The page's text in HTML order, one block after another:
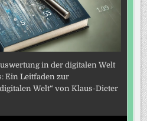
in der digitalen Welt
Ein Leitfaden zur
Welt“ von Klaus-Dieter